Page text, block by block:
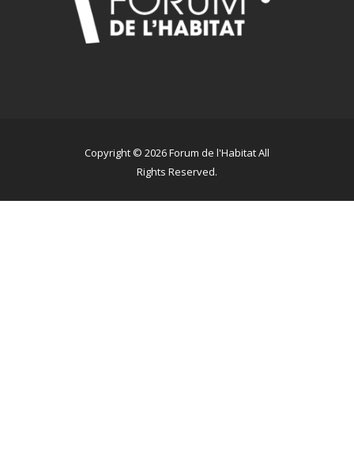
Copyright © 2026 Forum de l'Habitat All
Rights Reserved.